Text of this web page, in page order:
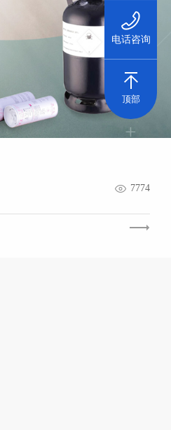
电话咨询
顶部
7774